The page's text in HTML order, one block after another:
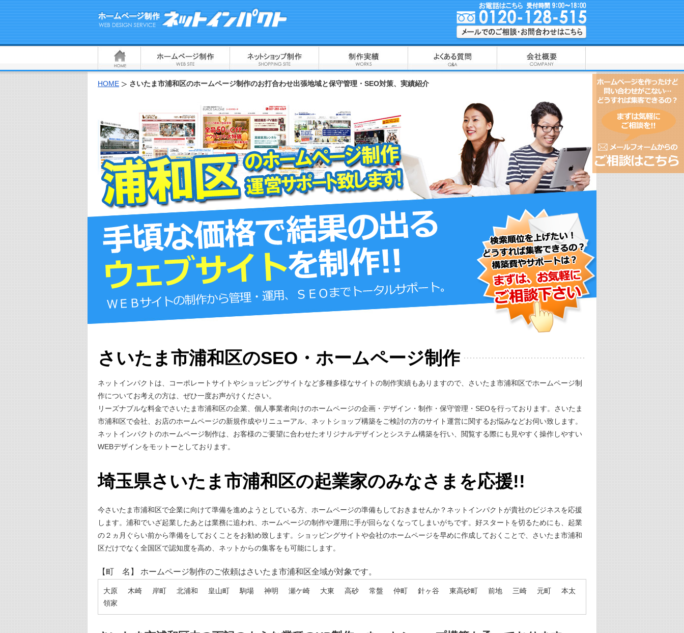
HOME さいたま市浦和区のホームページ制作のお打合わせ出張地域と保守管理・SEO対策、実績紹介
さいたま市浦和区のSEO・ホームページ制作
ネットインパクトは、コーポレートサイトやショッピングサイトなど多種多様なサイトの制作実績もありますので、さいたま市浦和区でホームページ制
作についてお考えの方は、ぜひ一度お声がけください。
リーズナブルな料金でさいたま市浦和区の企業、個人事業者向けのホームページの企画・デザイン・制作・保守管理・SEOを行っております。さいたま
市浦和区で会社、お店のホームページの新規作成やリニューアル、ネットショップ構築をご検討の方のサイト運営に関するお悩みなどお伺い致します。
ネットインパクトのホームページ制作は、お客様のご要望に合わせたオリジナルデザインとシステム構築を行い、閲覧する際にも見やすく操作しやすい
WEBデザインをモットーとしております。
埼玉県さいたま市浦和区の起業家のみなさまを応援!!
今さいたま市浦和区で企業に向けて準備を進めようとしている方、ホームページの準備もしておきませんか？ネットインパクトが貴社のビジネスを応援
します。浦和でいざ起業したあとは業務に追われ、ホームページの制作や運用に手が回らなくなってしまいがちです。好スタートを切るためにも、起業
の２ヵ月ぐらい前から準備をしておくことをお勧め致します。ショッピングサイトや会社のホームページを早めに作成しておくことで、さいたま市浦和
区だけでなく全国区で認知度を高め、ネットからの集客をも可能にします。
【町 名】 ホームページ制作のご依頼はさいたま市浦和区全域が対象です。
大原 木崎 岸町 北浦和 皇山町 駒場 神明 瀬ケ崎 大東 高砂 常盤 仲町 針ヶ谷 東高砂町 前地 三崎 元町
本太
領家